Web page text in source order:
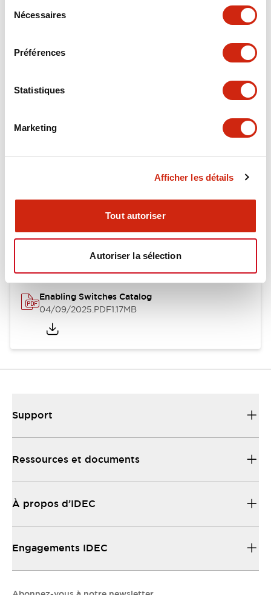
Nécessaires
Préférences
Statistiques
Marketing
Afficher les détails
Tout autoriser
Autoriser la sélection
Spécifications Tout développer+
Mounting and Installation Specifications
Documents et fichiers
Enabling Switches Catalog
04/09/2025.PDF1.17MB
Support
Ressources et documents
À propos d’IDEC
Engagements IDEC